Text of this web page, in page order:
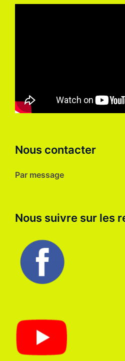
Nous contacter
Par message
Nous suivre sur les